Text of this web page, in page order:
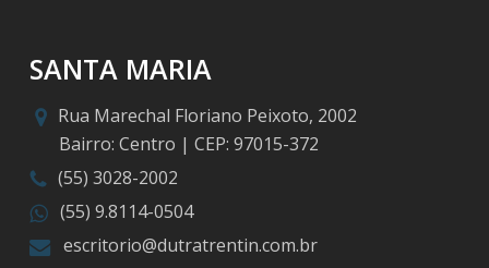
SANTA MARIA
Rua Marechal Floriano Peixoto, 2002
Bairro: Centro | CEP: 97015-372
(55) 3028-2002
(55) 9.8114-0504
escritorio@dutratrentin.com.br